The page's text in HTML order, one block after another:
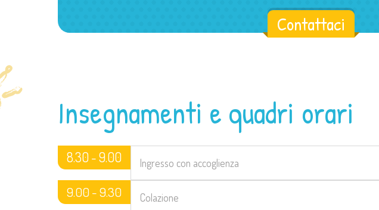
Contattaci
Insegnamenti e quadri orari
8.30 - 9.00 Ingresso con accoglienza
9.00 - 9.30 Colazione